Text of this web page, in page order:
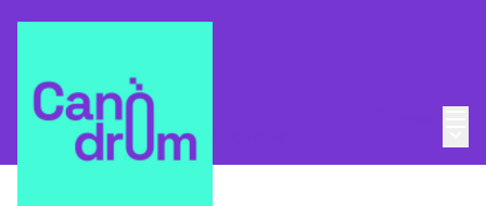
Gradas de cine 2025 /